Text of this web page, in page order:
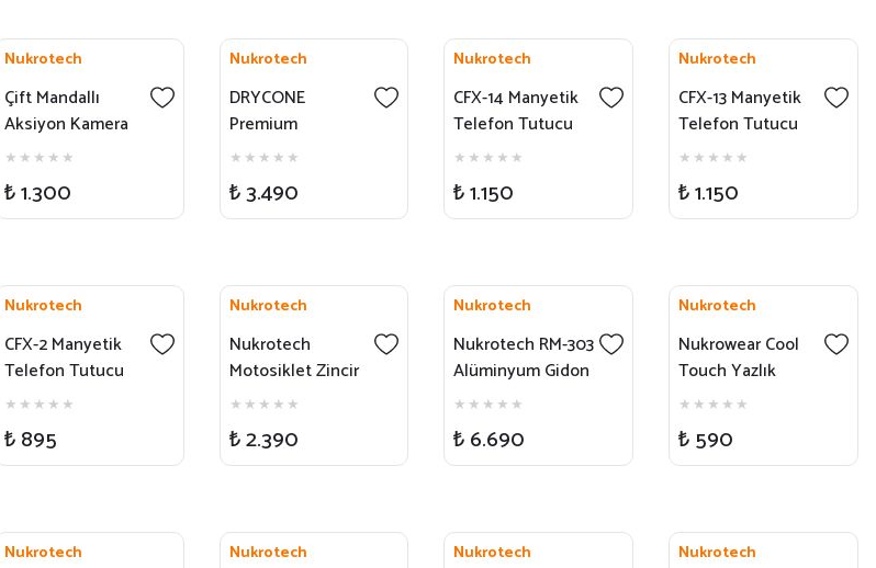
Nukrotech
Çift Mandallı
Aksiyon Kamera
Bağlantı Aparatı
(Mafsal 9 cm)
₺ 1.300
Nukrotech
DRYCONE
Premium
Motosiklet
Yağmurluk Takımı
₺ 3.490
Nukrotech
CFX-14 Manyetik
Telefon Tutucu
(Yapışkanlı –
MagSafe Uyumlu)
₺ 1.150
Nukrotech
CFX-13 Manyetik
Telefon Tutucu
(Vakumlu –
MagSafe Uyumlu)
₺ 1.150
Nukrotech
CFX-2 Manyetik
Telefon Tutucu
(Yapışkanlı –
MagSafe Uyumlu)
₺ 895
Nukrotech
Nukrotech
Motosiklet Zincir
Bakım Standı
₺ 2.390
Nukrotech
Nukrotech RM-303
Alüminyum Gidon
Dikiz Aynası
₺ 6.690
Nukrotech
Nukrowear Cool
Touch Yazlık
Balaklava
₺ 590
Nukrotech Nukrotech Nukrotech Nukrotech